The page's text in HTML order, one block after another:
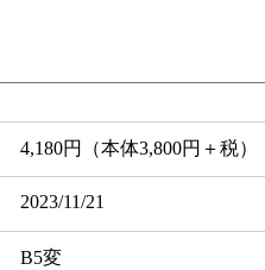
4,180円（本体3,800円＋税）
2023/11/21
B5変